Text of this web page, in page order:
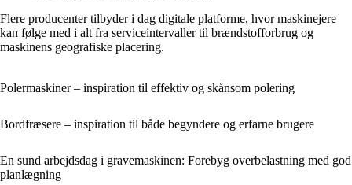
Flere producenter tilbyder i dag digitale platforme, hvor maskinejere
kan følge med i alt fra serviceintervaller til brændstofforbrug og
maskinens geografiske placering.
Polermaskiner – inspiration til effektiv og skånsom polering
Bordfræsere – inspiration til både begyndere og erfarne brugere
En sund arbejdsdag i gravemaskinen: Forebyg overbelastning med god
planlægning